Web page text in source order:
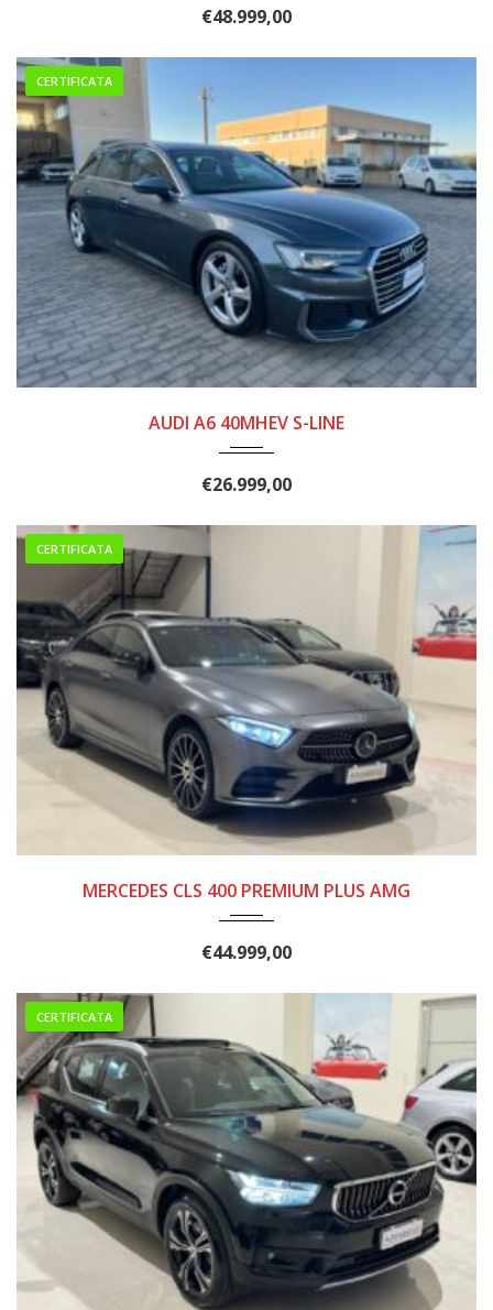
€48.999,00
CERTIFICATA
AUDI A6 40MHEV S-LINE
€26.999,00
CERTIFICATA
MERCEDES CLS 400 PREMIUM PLUS AMG
€44.999,00
CERTIFICATA